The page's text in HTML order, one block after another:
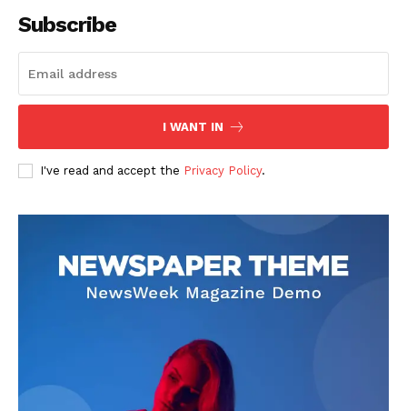
Subscribe
I WANT IN
I've read and accept the Privacy Policy.